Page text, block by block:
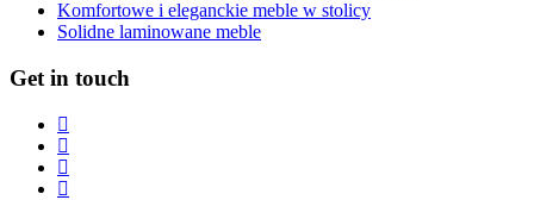
Komfortowe i eleganckie meble w stolicy
Solidne laminowane meble
Get in touch